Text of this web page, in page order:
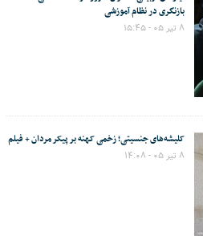
بازنگری در نظام آموزشی
۸ تیر ۰۵ - ۱۵:۴۵
کلیشه‌های جنسیتی؛ زخمی کهنه بر پیکر مردان + فیلم
۸ تیر ۰۵ - ۱۴:۰۸